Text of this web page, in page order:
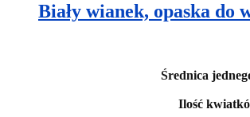
Biały wianek, opaska do
Średnica
Ilość